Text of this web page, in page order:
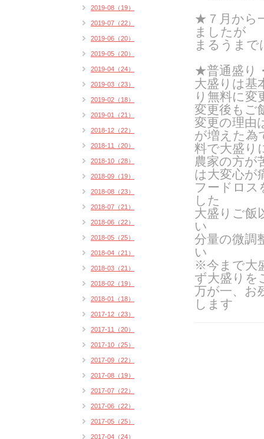
★７月から
ましたが
まるうま
★普通盛り
大盛りは基
り無料に変
変更後もご
変更の理由
が増えた為
料で大盛り
農家の方が
は大変心が
フードロス
した
大盛りご飯
い
分量の微調
い
※今まで大
ず大盛りを
万が一、お
します
2019-08（19）
2019-07（22）
2019-06（20）
2019-05（20）
2019-04（24）
2019-03（23）
2019-02（18）
2019-01（21）
2018-12（22）
2018-11（20）
2018-10（28）
2018-09（19）
2018-08（23）
2018-07（21）
2018-06（22）
2018-05（25）
2018-04（21）
2018-03（21）
2018-02（19）
2018-01（18）
2017-12（23）
2017-11（20）
2017-10（25）
2017-09（22）
2017-08（19）
2017-07（22）
2017-06（22）
2017-05（25）
2017-04（24）